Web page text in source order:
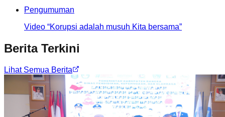
Pengumuman
Video “Korupsi adalah musuh Kita bersama”
Berita Terkini
Lihat Semua Berita